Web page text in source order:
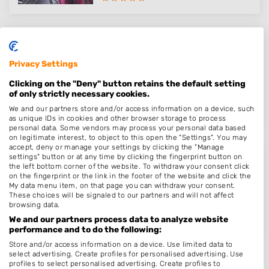
8021CS Zwolle
Op 15,69 km afstand
Luxurious-Hairextensions
De Vecht 6
8253PH Dronten
Privacy Settings
Clicking on the "Deny" button retains the default setting
of only strictly necessary cookies.
We and our partners store and/or access information on a device, such
as unique IDs in cookies and other browser storage to process
personal data. Some vendors may process your personal data based
on legitimate interest, to object to this open the "Settings". You may
accept, deny or manage your settings by clicking the "Manage
settings" button or at any time by clicking the fingerprint button on
the left bottom corner of the website. To withdraw your consent click
on the fingerprint or the link in the footer of the website and click the
My data menu item, on that page you can withdraw your consent.
These choices will be signaled to our partners and will not affect
browsing data.
We and our partners process data to analyze website
performance and to do the following:
Store and/or access information on a device. Use limited data to
select advertising. Create profiles for personalised advertising. Use
profiles to select personalised advertising. Create profiles to